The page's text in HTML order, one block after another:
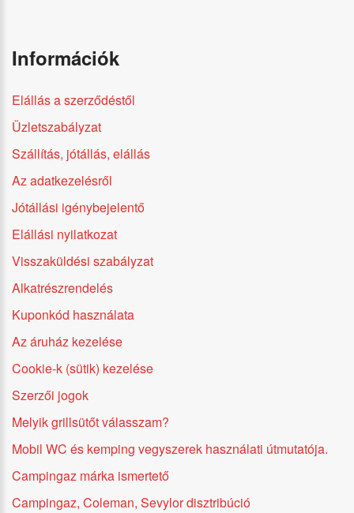
Információk
Elállás a szerződéstől
Üzletszabályzat
Szállítás, jótállás, elállás
Az adatkezelésről
Jótállási igénybejelentő
Elállási nyilatkozat
Visszaküldési szabályzat
Alkatrészrendelés
Kuponkód használata
Az áruház kezelése
Cookie-k (sütik) kezelése
Szerzői jogok
Melyik grillsütőt válasszam?
Mobil WC és kemping vegyszerek használati útmutatója.
Campingaz márka ismertető
Campingaz, Coleman, Sevylor disztribúció